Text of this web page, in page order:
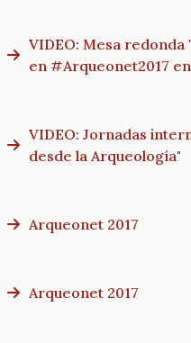
VIDEO: Mesa redonda
VIDEO: Jornadas
desde la Arqueología"
Arqueonet 2017
Arqueonet 2017